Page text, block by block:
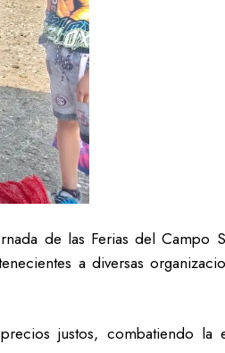
de las Ferias del Campo
a diversas
justos, combatiendo la